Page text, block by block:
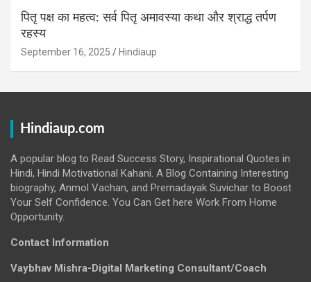
पितृ पक्ष का महत्व: सर्व पितृ अमावस्या कथा और श्राद्ध तर्पण
रहस्य
September 16, 2025 Hindiaup
Hindiaup.com
A popular blog to Read Success Story, Inspirational Quotes in
Hindi, Hindi Motivational Kahani. A Blog Containing Interesting
biography, Anmol Vachan, and Prernadayak Suvichar to Boost
Your Self Confidence. You Can Get here Work From Home
Opportunity.
Contact Information
Vaybhav Mishra-Digital Marketing Consultant/Coach